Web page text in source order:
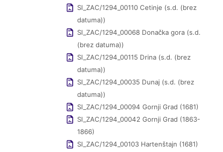
SI_ZAC/1294_00110 Cetinje (s.d. (brez
datuma))
SI_ZAC/1294_00068 Donačka gora (s.d.
(brez datuma))
SI_ZAC/1294_00115 Drina (s.d. (brez
datuma))
SI_ZAC/1294_00035 Dunaj (s.d. (brez
datuma))
SI_ZAC/1294_00094 Gornji Grad (1681)
SI_ZAC/1294_00042 Gornji Grad (1863-
1866)
SI_ZAC/1294_00103 Hartenštajn (1681)